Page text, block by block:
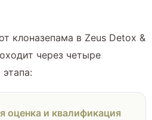
клоназепама в Zeus Detox &
через четыре
оценка и квалификация